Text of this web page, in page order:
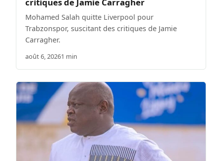
critiques de Jamie Carragher
Mohamed Salah quitte Liverpool pour
Trabzonspor, suscitant des critiques de Jamie
Carragher.
août 6, 20261 min